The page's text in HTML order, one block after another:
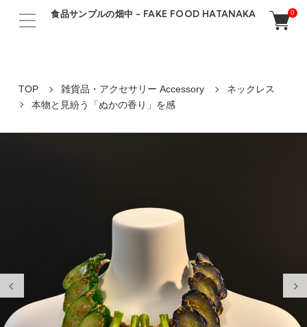
食品サンプルの畑中 - FAKE FOOD HATANAKA 0
TOP 雑貨品・アクセサリー Accessory
ネックレス
本物と見紛う「ぬかの香り」を感